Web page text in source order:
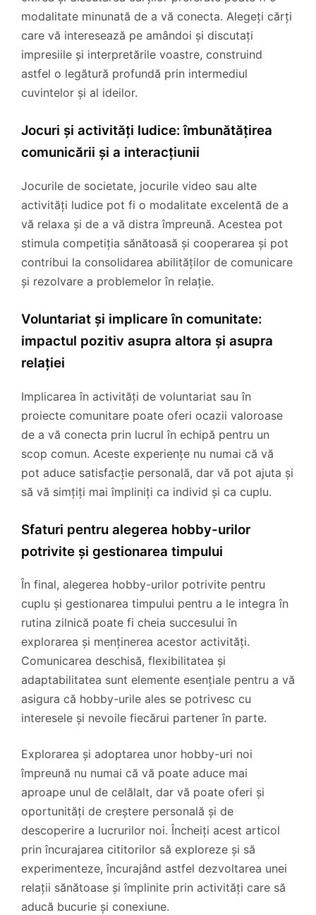
modalitate minunată de a vă conecta. Alegeți cărți
care vă interesează pe amândoi și discutați
impresiile și interpretările voastre, construind
astfel o legătură profundă prin intermediul
cuvintelor și al ideilor.
Jocuri și activități ludice: îmbunătățirea
comunicării și a interacțiunii
Jocurile de societate, jocurile video sau alte
activități ludice pot fi o modalitate excelentă de a
vă relaxa și de a vă distra împreună. Acestea pot
stimula competiția sănătoasă și cooperarea și pot
contribui la consolidarea abilităților de comunicare
și rezolvare a problemelor în relație.
Voluntariat și implicare în comunitate:
impactul pozitiv asupra altora și asupra
relației
Implicarea în activități de voluntariat sau în
proiecte comunitare poate oferi ocazii valoroase
de a vă conecta prin lucrul în echipă pentru un
scop comun. Aceste experiențe nu numai că vă
pot aduce satisfacție personală, dar vă pot ajuta și
să vă simțiți mai împliniți ca individ și ca cuplu.
Sfaturi pentru alegerea hobby-urilor
potrivite și gestionarea timpului
În final, alegerea hobby-urilor potrivite pentru
cuplu și gestionarea timpului pentru a le integra în
rutina zilnică poate fi cheia succesului în
explorarea și menținerea acestor activități.
Comunicarea deschisă, flexibilitatea și
adaptabilitatea sunt elemente esențiale pentru a vă
asigura că hobby-urile ales se potrivesc cu
interesele și nevoile fiecărui partener în parte.
Explorarea și adoptarea unor hobby-uri noi
împreună nu numai că vă poate aduce mai
aproape unul de celălalt, dar vă poate oferi și
oportunități de creștere personală și de
descoperire a lucrurilor noi. Încheiți acest articol
prin încurajarea cititorilor să exploreze și să
experimenteze, încurajând astfel dezvoltarea unei
relații sănătoase și împlinite prin activități care să
aducă bucurie și conexiune.